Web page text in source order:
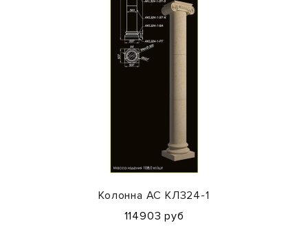
Колонна АС КЛ324-1
114903 руб